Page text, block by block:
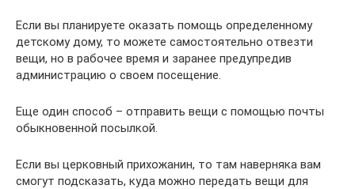
Если вы планируете оказать помощь определенному
детскому дому, то можете самостоятельно отвезти
вещи, но в рабочее время и заранее предупредив
администрацию о своем посещение.
Еще один способ – отправить вещи с помощью почты
обыкновенной посылкой.
Если вы церковный прихожанин, то там наверняка вам
смогут подсказать, куда можно передать вещи для